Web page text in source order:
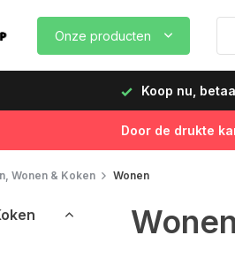
Onze producten
Snelle
Door de drukte
Wonen & Koken Wonen
Wonen